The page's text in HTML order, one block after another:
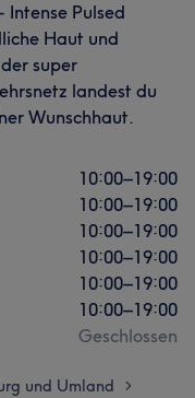
Intense Pulsed
Haut und
super
landest du
Wunschhaut.
10:00–19:00
10:00–19:00
10:00–19:00
10:00–19:00
10:00–19:00
10:00–19:00
Geschlossen
und Umland >